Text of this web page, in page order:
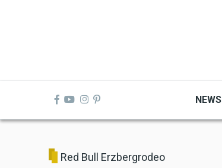
NEWS
Red Bull Erzbergrodeo